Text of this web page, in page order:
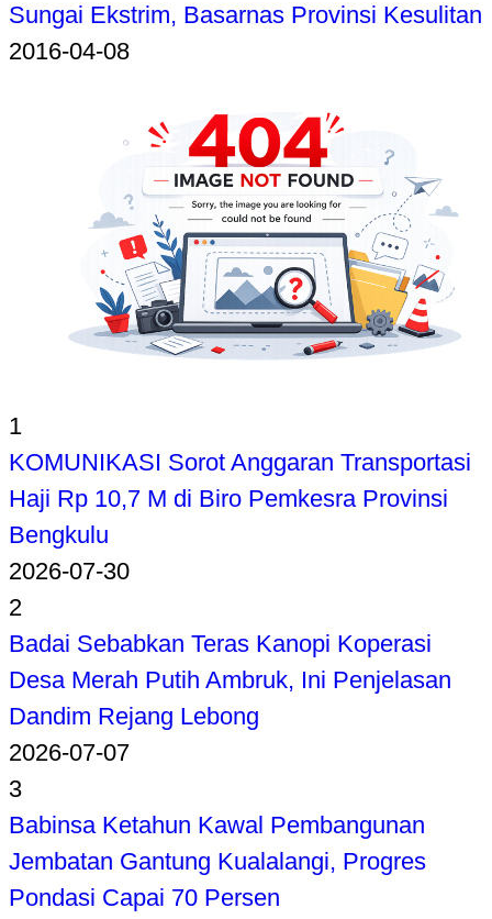
Sungai Ekstrim, Basarnas Provinsi Kesulitan
2016-04-08
1
KOMUNIKASI Sorot Anggaran Transportasi
Haji Rp 10,7 M di Biro Pemkesra Provinsi
Bengkulu
2026-07-30
2
Badai Sebabkan Teras Kanopi Koperasi
Desa Merah Putih Ambruk, Ini Penjelasan
Dandim Rejang Lebong
2026-07-07
3
Babinsa Ketahun Kawal Pembangunan
Jembatan Gantung Kualalangi, Progres
Pondasi Capai 70 Persen